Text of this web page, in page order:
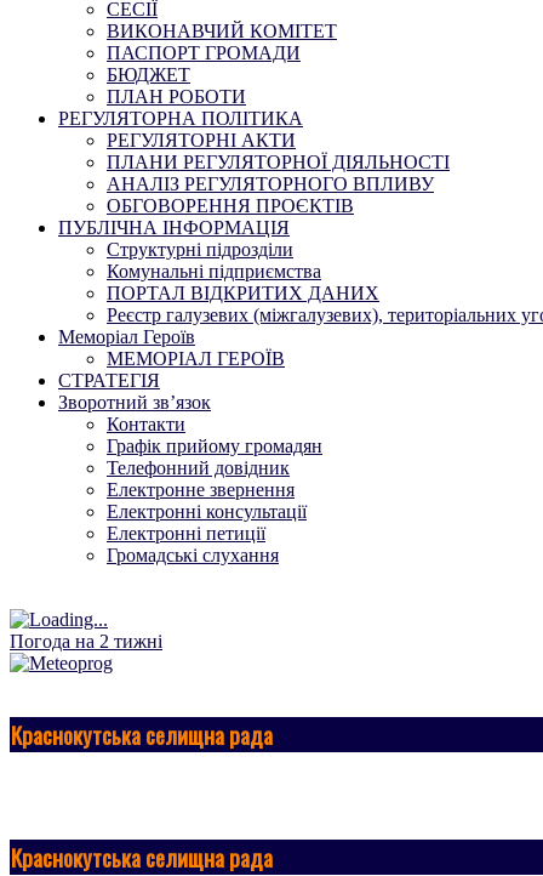
СЕСІЇ
ВИКОНАВЧИЙ КОМІТЕТ
ПАСПОРТ ГРОМАДИ
БЮДЖЕТ
ПЛАН РОБОТИ
РЕГУЛЯТОРНА ПОЛІТИКА
РЕГУЛЯТОРНІ АКТИ
ПЛАНИ РЕГУЛЯТОРНОЇ ДІЯЛЬНОСТІ
АНАЛІЗ РЕГУЛЯТОРНОГО ВПЛИВУ
ОБГОВОРЕННЯ ПРОЄКТІВ
ПУБЛІЧНА ІНФОРМАЦІЯ
Структурні підрозділи
Комунальні підприємства
ПОРТАЛ ВІДКРИТИХ ДАНИХ
Реєстр галузевих (міжгалузевих), територіальних
Меморіал Героїв
МЕМОРІАЛ ГЕРОЇВ
СТРАТЕГІЯ
Зворотний зв’язок
Контакти
Графік прийому громадян
Телефонний довідник
Електронне звернення
Електронні консультації
Електронні петиції
Громадські слухання
Погода на 2 тижні
Краснокутська селищна рада
Краснокутська селищна рада